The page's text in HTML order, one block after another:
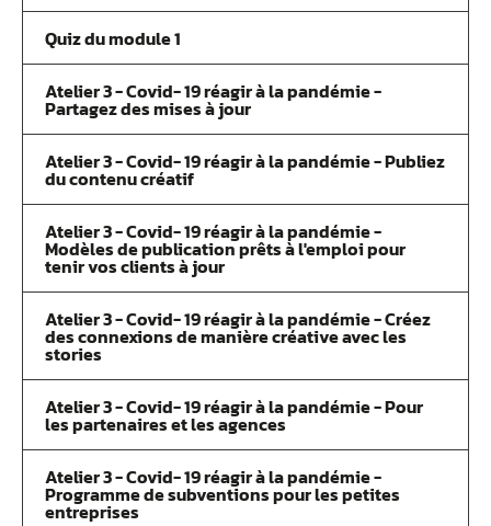
Quiz du module 1
Atelier 3 - Covid- 19 réagir à la pandémie -
Partagez des mises à jour
Atelier 3 - Covid- 19 réagir à la pandémie - Publiez
du contenu créatif
Atelier 3 - Covid- 19 réagir à la pandémie -
Modèles de publication prêts à l'emploi pour
tenir vos clients à jour
Atelier 3 - Covid- 19 réagir à la pandémie - Créez
des connexions de manière créative avec les
stories
Atelier 3 - Covid- 19 réagir à la pandémie - Pour
les partenaires et les agences
Atelier 3 - Covid- 19 réagir à la pandémie -
Programme de subventions pour les petites
entreprises